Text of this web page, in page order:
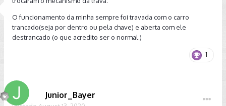
O funcionamento da minha sempre foi travada com o carro
trancado(seja por dentro ou pela chave) e aberta com ele
destrancado (o que acredito ser o normal.)
1
Junior_Bayer